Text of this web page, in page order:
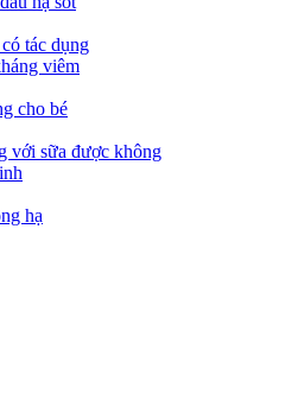
tác dụng
viêm
cho bé
với sữa được không
hạ